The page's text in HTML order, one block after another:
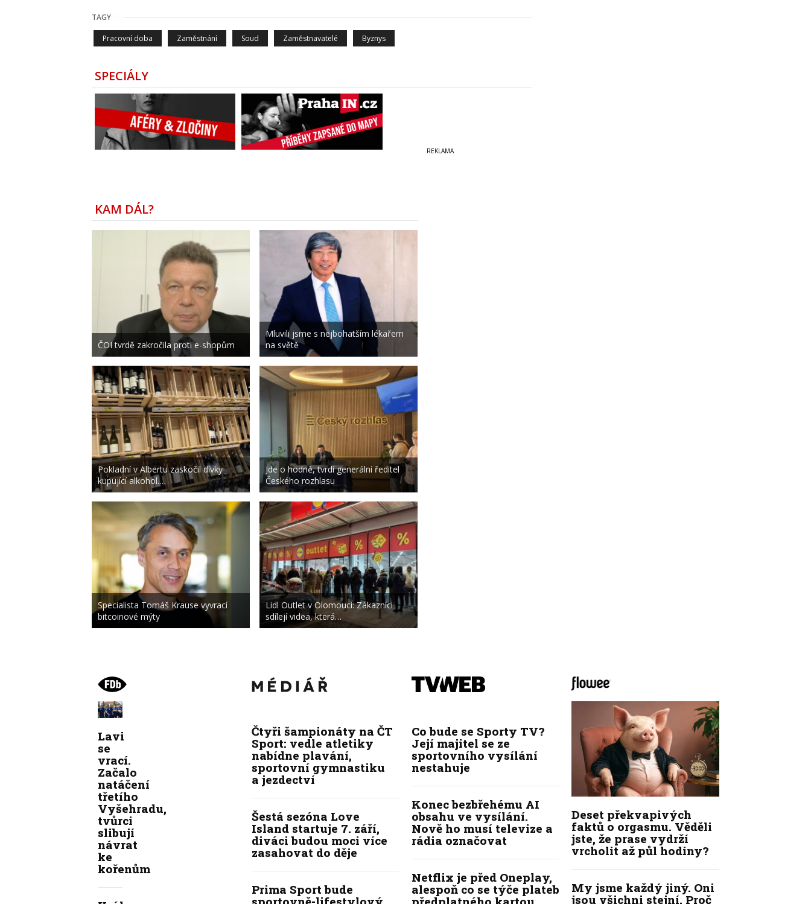
TAGY
Pracovní doba Zaměstnání Soud Zaměstnavatelé Byznys
SPECIÁLY
KAM DÁL?
ČOI tvrdě zakročila proti e-shopům
Pokladní v Albertu zaskočil dívky
kupující alkohol.…
Specialista Tomáš Krause vyvrací
bitcoinové mýty
Mluvili jsme s nejbohatším lékařem
na světě
Jde o hodně, tvrdí generální ředitel
Českého rozhlasu
Lidl Outlet v Olomouci: Zákazníci
sdílejí videa, která…
Lavi
se
vrací.
Začalo
natáčení
třetího
Vyšehradu,
tvůrci
slibují
návrat
ke
kořenům
Čtyři šampionáty na ČT
Sport: vedle atletiky
nabídne plavání,
sportovní gymnastiku
a jezdectví
Šestá sezóna Love
Island startuje 7. září,
diváci budou moci více
zasahovat do děje
Prima Sport bude
Co bude se Sporty TV?
Její majitel se ze
sportovního vysílání
nestahuje
Konec bezbřehému AI
obsahu ve vysílání.
Nově ho musí televize a
rádia označovat
Netflix je před Oneplay,
alespoň co se týče plateb
Deset překvapivých
faktů o orgasmu. Věděli
jste, že prase vydrží
vrcholit až půl hodiny?
My jsme každý jiný. Oni
jsou všichni stejní. Proč